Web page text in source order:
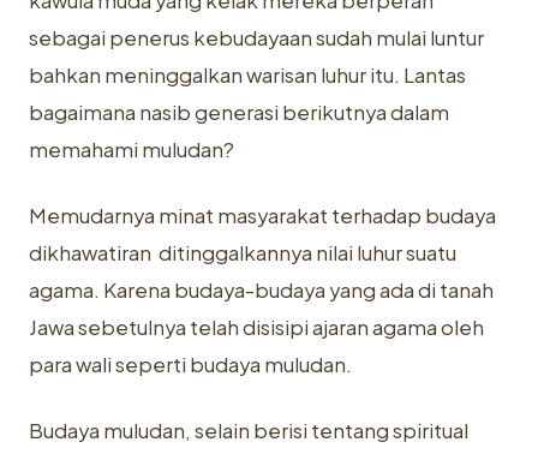
sebagai penerus kebudayaan sudah mulai luntur
bahkan meninggalkan warisan luhur itu. Lantas
bagaimana nasib generasi berikutnya dalam
memahami muludan?
Memudarnya minat masyarakat terhadap budaya
dikhawatiran ditinggalkannya nilai luhur suatu
agama. Karena budaya-budaya yang ada di tanah
Jawa sebetulnya telah disisipi ajaran agama oleh
para wali seperti budaya muludan.
Budaya muludan, selain berisi tentang spiritual